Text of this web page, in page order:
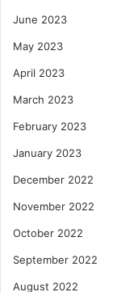
June 2023
May 2023
April 2023
March 2023
February 2023
January 2023
December 2022
November 2022
October 2022
September 2022
August 2022